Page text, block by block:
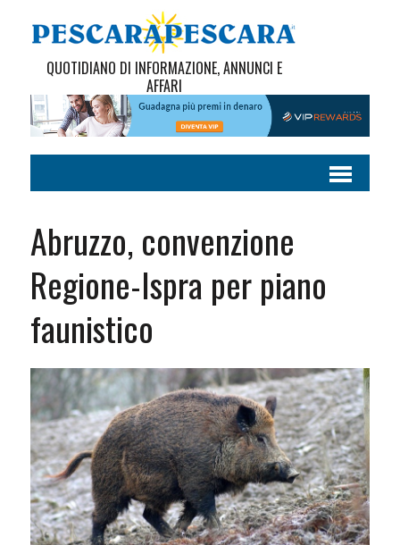
QUOTIDIANO DI INFORMAZIONE, ANNUNCI E
AFFARI
Abruzzo, convenzione
Regione-Ispra per piano
faunistico